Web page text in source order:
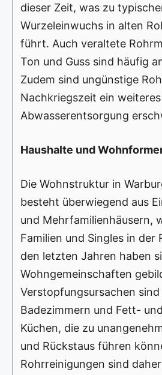
dieser Zeit, was zu
Wurzeleinwuchs in alten
führt. Auch veraltete
Ton und Guss sind häufig
Zudem sind ungünstige
Nachkriegszeit ein
Abwasserentsorgung
Haushalte und
Die Wohnstruktur in
besteht überwiegend aus
und Mehrfamilienhäusern,
Familien und Singles in der
den letzten Jahren haben
Wohngemeinschaften
Verstopfungsursachen sind
Badezimmern und Fett-
Küchen, die zu
und Rückstaus führen
Rohrreinigungen sind